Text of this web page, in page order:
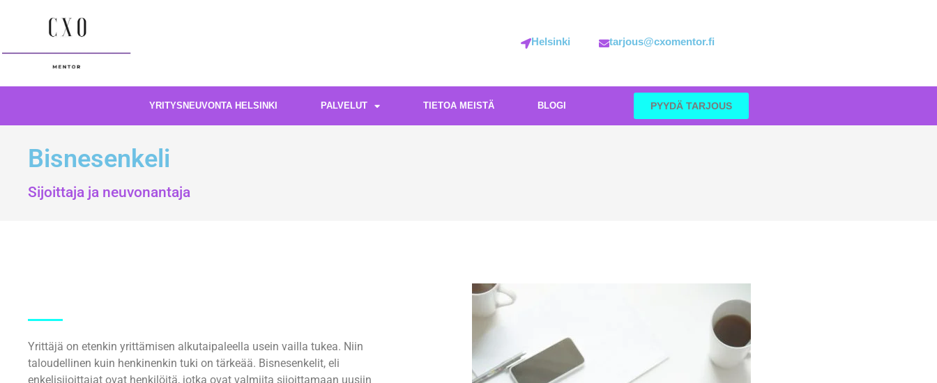
Helsinki tarjous@cxomentor.fi
YRITYSNEUVONTA HELSINKI PALVELUT TIETOA MEISTÄ BLOGI PYYDÄ TARJOUS
Bisnesenkeli
Sijoittaja ja neuvonantaja
Yrittäjä on etenkin yrittämisen alkutaipaleella usein vailla tukea. Niin
taloudellinen kuin henkinenkin tuki on tärkeää. Bisnesenkelit, eli
enkelisijoittajat ovat henkilöitä, jotka ovat valmiita sijoittamaan uusiin